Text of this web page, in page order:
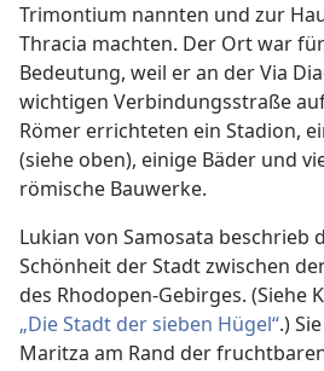
Trimontium nannten und zur
Thracia machten. Der Ort war
Bedeutung, weil er an der Via
wichtigen Verbindungsstraße
Römer errichteten ein Stadion,
(siehe oben), einige Bäder und
römische Bauwerke.
Lukian von Samosata beschrieb
Schönheit der Stadt zwischen
des Rhodopen-Gebirges. (Siehe
„Die Stadt der sieben Hügel“.)
Maritza am Rand der